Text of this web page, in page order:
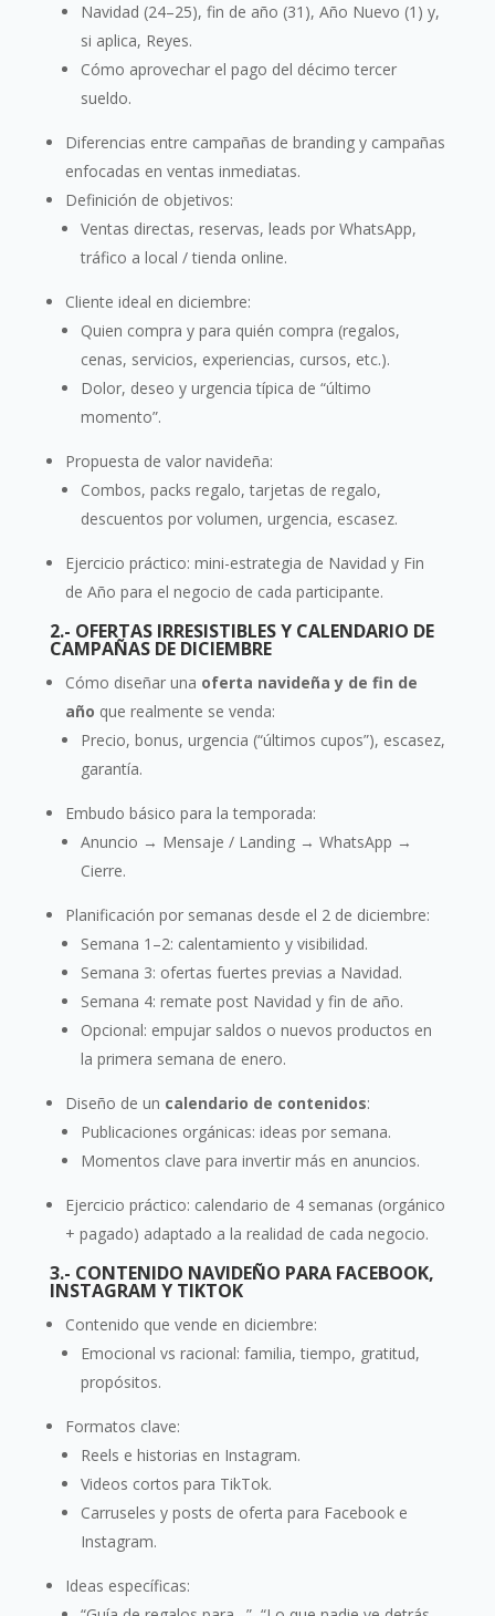
Navidad (24–25), fin de año (31), Año Nuevo (1) y,
si aplica, Reyes.
Cómo aprovechar el pago del décimo tercer
sueldo.
Diferencias entre campañas de branding y campañas
enfocadas en ventas inmediatas.
Definición de objetivos:
Ventas directas, reservas, leads por WhatsApp,
tráfico a local / tienda online.
Cliente ideal en diciembre:
Quien compra y para quién compra (regalos,
cenas, servicios, experiencias, cursos, etc.).
Dolor, deseo y urgencia típica de “último
momento”.
Propuesta de valor navideña:
Combos, packs regalo, tarjetas de regalo,
descuentos por volumen, urgencia, escasez.
Ejercicio práctico: mini-estrategia de Navidad y Fin
de Año para el negocio de cada participante.
2.- OFERTAS IRRESISTIBLES Y CALENDARIO DE
CAMPAÑAS DE DICIEMBRE
Cómo diseñar una oferta navideña y de fin de
año que realmente se venda:
Precio, bonus, urgencia (“últimos cupos”), escasez,
garantía.
Embudo básico para la temporada:
Anuncio → Mensaje / Landing → WhatsApp →
Cierre.
Planificación por semanas desde el 2 de diciembre:
Semana 1–2: calentamiento y visibilidad.
Semana 3: ofertas fuertes previas a Navidad.
Semana 4: remate post Navidad y fin de año.
Opcional: empujar saldos o nuevos productos en
la primera semana de enero.
Diseño de un calendario de contenidos:
Publicaciones orgánicas: ideas por semana.
Momentos clave para invertir más en anuncios.
Ejercicio práctico: calendario de 4 semanas (orgánico
+ pagado) adaptado a la realidad de cada negocio.
3.- CONTENIDO NAVIDEÑO PARA FACEBOOK,
INSTAGRAM Y TIKTOK
Contenido que vende en diciembre:
Emocional vs racional: familia, tiempo, gratitud,
propósitos.
Formatos clave:
Reels e historias en Instagram.
Videos cortos para TikTok.
Carruseles y posts de oferta para Facebook e
Instagram.
Ideas específicas: